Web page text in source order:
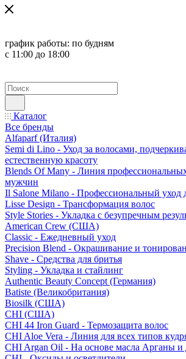
график работы: по будням
с 11:00 до 18:00
Каталог
Все бренды
Alfaparf (Италия)
Semi di Lino - Уход за волосами,
естественную красоту
Blends Of Many - Линия
мужчин
Il Salone Milano - Профессиональный уход
Lisse Design - Трансформация волос
Style Stories - Укладка с безупречным
American Crew (США)
Classic - Ежедневный уход
Precision Blend - Окрашивание и
Shave - Средства для бритья
Styling - Укладка и стайлинг
Authentic Beauty Concept (Германия)
Batiste (Великобритания)
Biosilk (США)
CHI (США)
CHI 44 Iron Guard - Термозащита волос
CHI Aloe Vera - Линия для всех типов
CHI Argan Oil - На основе масла Арганы и